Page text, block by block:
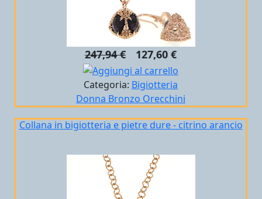
247,94 € 127,60 €
Categoria: Bigiotteria
Donna Bronzo Orecchini
Collana in bigiotteria e pietre dure - citrino arancio